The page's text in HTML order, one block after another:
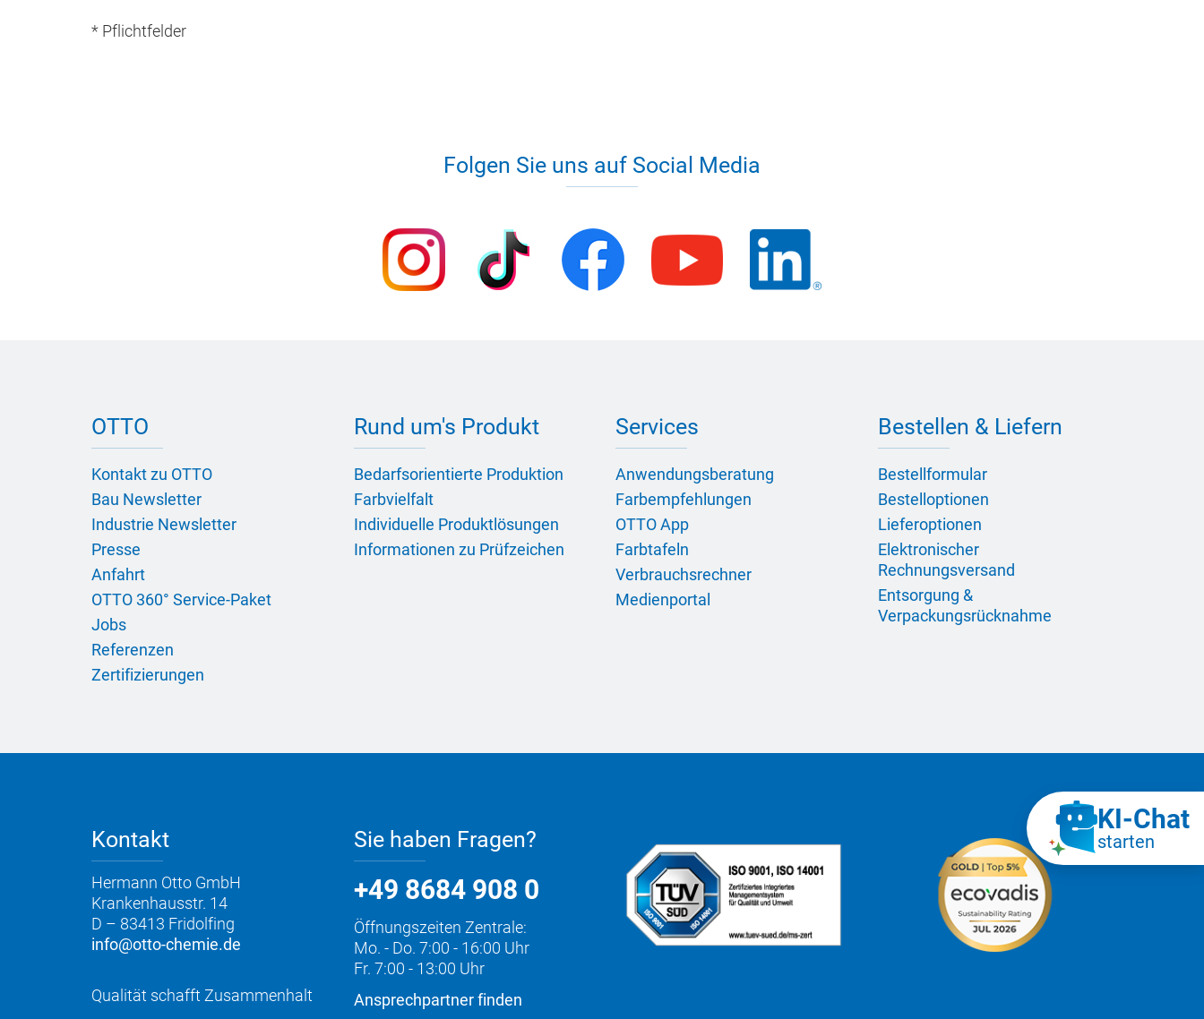
* Pflichtfelder
Folgen Sie uns auf Social Media
OTTO
Kontakt zu OTTO
Bau Newsletter
Industrie Newsletter
Presse
Anfahrt
OTTO 360° Service-Paket
Jobs
Referenzen
Zertifizierungen
Rund um's Produkt
Bedarfsorientierte Produktion
Farbvielfalt
Individuelle Produktlösungen
Informationen zu Prüfzeichen
Services
Anwendungsberatung
Farbempfehlungen
OTTO App
Farbtafeln
Verbrauchsrechner
Medienportal
Bestellen & Liefern
Bestellformular
Bestelloptionen
Lieferoptionen
Elektronischer
Rechnungsversand
Entsorgung &
Verpackungsrücknahme
Kontakt
Hermann Otto GmbH
Krankenhausstr. 14
D – 83413 Fridolfing
info@otto-chemie.de
Qualität schafft Zusammenhalt
Sie haben Fragen?
+49 8684 908 0
Öffnungszeiten Zentrale:
Mo. - Do. 7:00 - 16:00 Uhr
Fr. 7:00 - 13:00 Uhr
Ansprechpartner finden
KI‑Chat
starten